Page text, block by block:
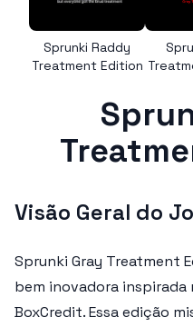
Sprunki Raddy
Treatment Edition
Visão Geral do
Sprunki Gray Treatment
bem inovadora
BoxCredit. Essa edição